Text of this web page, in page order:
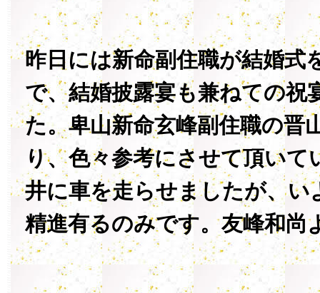
昨日には新命副住職が結婚式
で、結婚披露宴も兼ねての祝
た。卑山新命玄峰副住職の晋
り、色々参考にさせて頂いて
井に車を走らせましたが、い
精進有るのみです。友峰和尚